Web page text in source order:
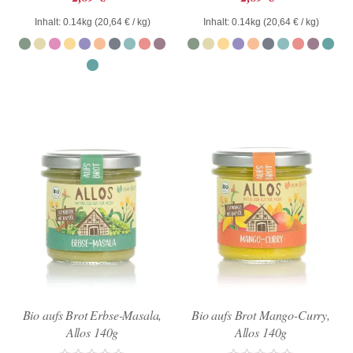
mit
0
von
5
Inhalt: 0.14kg (20,64 €/ kg)
mit
0
von
5
Inhalt: 0.14kg (20,64 €/ kg)
Bio aufs Brot Erbse-Masala,
Allos 140g
Bio aufs Brot Mango-Curry,
Allos 140g